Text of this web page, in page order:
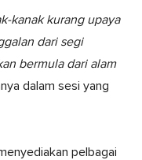
kanak kurang upaya
dari segi
bermula dari alam
dalam sesi yang
pelbagai